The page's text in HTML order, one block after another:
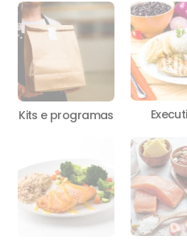
Kits e programas